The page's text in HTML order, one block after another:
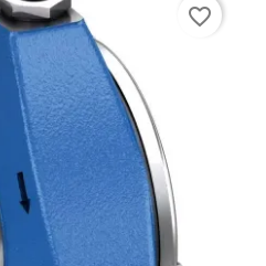
favorite_border